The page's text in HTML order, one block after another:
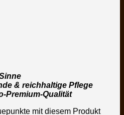
& reichhaltige Pflege
Premium-Qualität
mit diesem Produkt